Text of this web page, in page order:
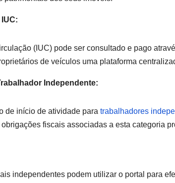
(IUC) pode ser consultado e pago
de veículos uma plataforma
Independente:
de início de atividade para trabalhadores
fiscais associadas a esta categoria
independentes podem utilizar o portal para